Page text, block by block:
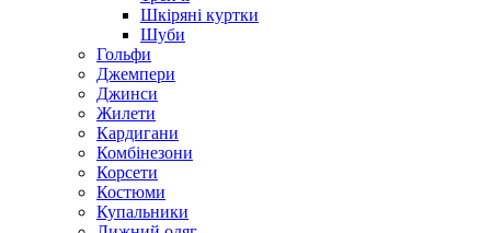
Шкіряні куртки
Шуби
Гольфи
Джемпери
Джинси
Жилети
Кардигани
Комбінезони
Корсети
Костюми
Купальники